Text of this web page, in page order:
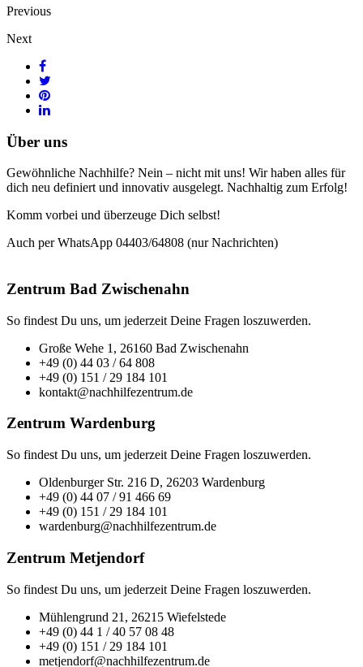
Previous
Next
Über uns
Gewöhnliche Nachhilfe? Nein – nicht mit uns! Wir haben alles für
dich neu definiert und innovativ ausgelegt. Nachhaltig zum Erfolg!
Komm vorbei und überzeuge Dich selbst!
Auch per WhatsApp 04403/64808 (nur Nachrichten)
Zentrum Bad Zwischenahn
So findest Du uns, um jederzeit Deine Fragen loszuwerden.
Große Wehe 1, 26160 Bad Zwischenahn
+49 (0) 44 03 / 64 808
+49 (0) 151 / 29 184 101
kontakt@nachhilfezentrum.de
Zentrum Wardenburg
So findest Du uns, um jederzeit Deine Fragen loszuwerden.
Oldenburger Str. 216 D, 26203 Wardenburg
+49 (0) 44 07 / 91 466 69
+49 (0) 151 / 29 184 101
wardenburg@nachhilfezentrum.de
Zentrum Metjendorf
So findest Du uns, um jederzeit Deine Fragen loszuwerden.
Mühlengrund 21, 26215 Wiefelstede
+49 (0) 44 1 / 40 57 08 48
+49 (0) 151 / 29 184 101
metjendorf@nachhilfezentrum.de